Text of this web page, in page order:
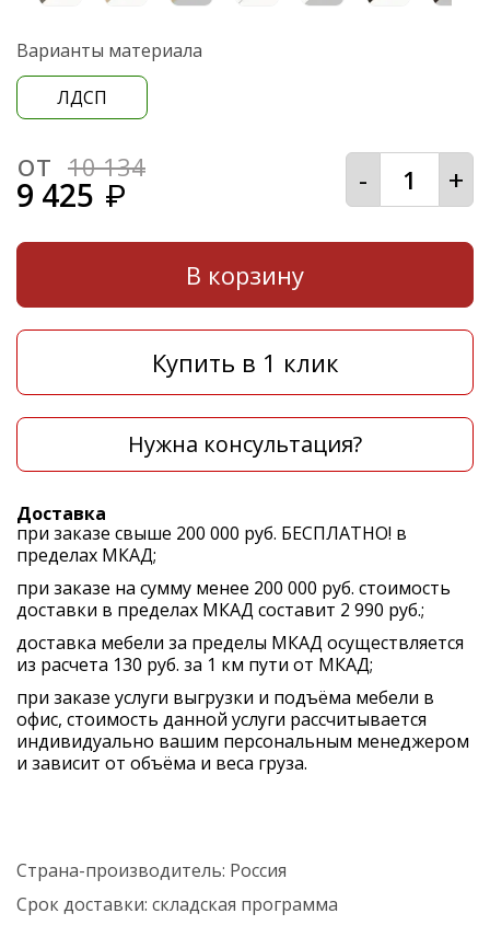
Варианты материала
ЛДСП
от 10 134
9 425 ₽ - +
В корзину
Купить в 1 клик
Нужна консультация?
Доставка
при заказе свыше 200 000 руб. БЕСПЛАТНО! в
пределах МКАД;
при заказе на сумму менее 200 000 руб. стоимость
доставки в пределах МКАД составит 2 990 руб.;
доставка мебели за пределы МКАД осуществляется
из расчета 130 руб. за 1 км пути от МКАД;
при заказе услуги выгрузки и подъёма мебели в
офис, стоимость данной услуги рассчитывается
индивидуально вашим персональным менеджером
и зависит от объёма и веса груза.
Страна-производитель: Россия
Срок доставки: складская программа